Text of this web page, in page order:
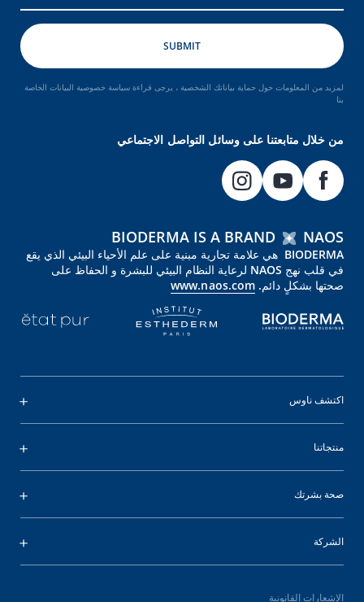
لمزيد من المعلومات حول حماية بياناتك الشخصية ، يرجى قراءة سياسة خصوصية البيانات الخاصة
بنا
من خلال متابعتنا على وسائل التواصل الاجتماعي
BIODERMA IS A BRAND NAOS
BIODERMA هي علامة تجارية مبنية على علم الأحياء البيئي الذي يقع
في قلب نهج NAOS لرعاية النظام البيئي للبشرة و الحفاظ على
صحتها بشكلٍ دائم. www.naos.com
اكتشف ناوس
منتجاتنا
صحة بشرتك
الشركة
الإشعارات القانونية